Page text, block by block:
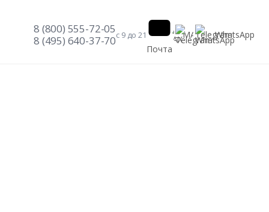
8 (800) 555-72-05
8 (495) 640-37-70с 9 до 21
Почта
MAXTelegramWhatsApp